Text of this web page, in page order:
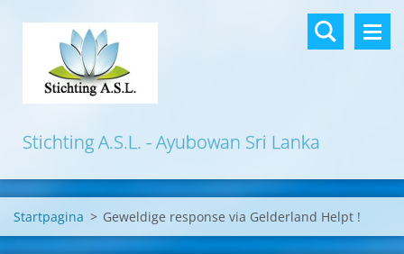
Stichting A.S.L. - Ayubowan Sri Lanka
Startpagina > Geweldige response via Gelderland Helpt !